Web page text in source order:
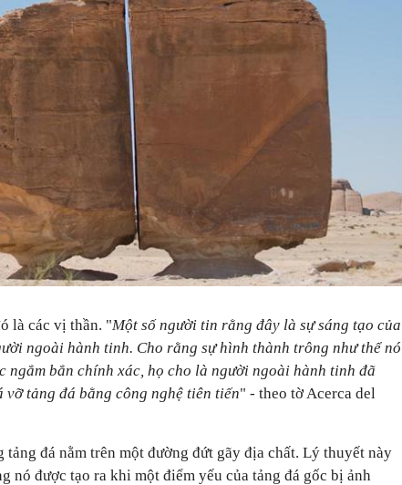
là các vị thần. "Một số người tin rằng đây là sự sáng tạo của
ngoài hành tinh. Cho rằng sự hình thành trông như thể nó
ngắm bắn chính xác, họ cho là người ngoài hành tinh đã
vỡ tảng đá bằng công nghệ tiên tiến" - theo tờ Acerca del
đá nằm trên một đường đứt gãy địa chất. Lý thuyết này
nó được tạo ra khi một điểm yếu của tảng đá gốc bị ảnh